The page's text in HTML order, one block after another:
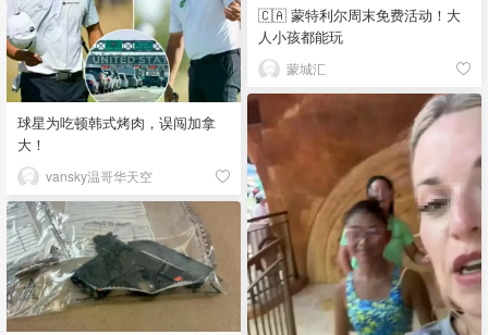
🇨🇦 蒙特利尔周末免费活动！大
人小孩都能玩
蒙城汇
球星为吃顿韩式烤肉，误闯加拿
大！
vansky温哥华天空